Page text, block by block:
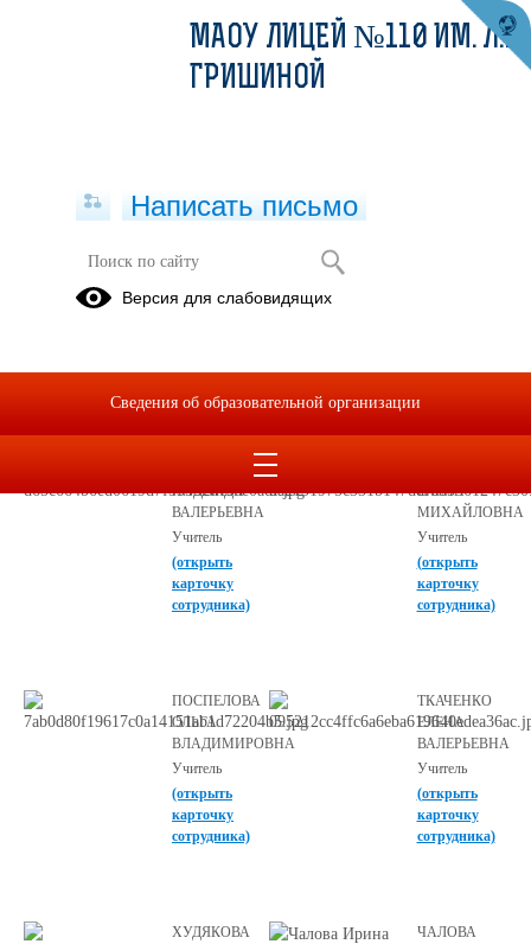
Основная образовательная
образования
НАДЕЖДА
ВАЛЕРЬЕВНА
Учитель
(открыть
карточку
сотрудника)
ЕЛЕНА
МИХАЙЛОВНА
Учитель
(открыть
карточку
сотрудника)
ПОСПЕЛОВА
ОЛЬГА
ВЛАДИМИРОВНА
Учитель
(открыть
карточку
сотрудника)
ТКАЧЕНКО
ЕЛЕНА
ВАЛЕРЬЕВНА
Учитель
(открыть
карточку
сотрудника)
ХУДЯКОВА
ЧАЛОВА
МАОУ ЛИЦЕЙ №110 ИМ. Л.К.
ГРИШИНОЙ
Написать письмо
Версия для слабовидящих
Сведения об образовательной организации